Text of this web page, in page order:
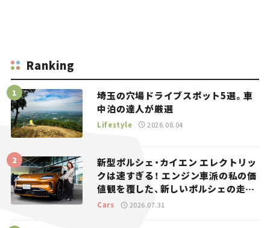
Ranking
埼玉の穴場ドライブスポット5選。車
中泊の達人が厳選
Lifestyle 2026.08.04
新型ポルシェ・カイエン エレクトリッ
クは速すぎる！ エンジン車派の私の価
値観を覆した、新しいポルシェの走
り。
Cars 2026.07.31